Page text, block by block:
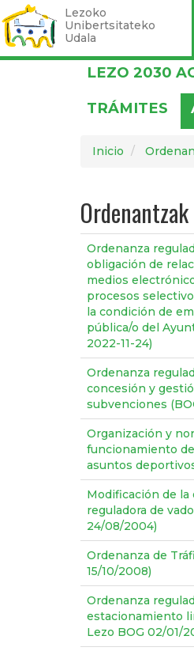
Lezoko
Unibertsitateko
Udala
LEZO 2030
TRÁMITES
Inicio
Ordenantzak
Ordenanza
obligación de
medios
procesos
la condición de
pública/o del
2022-11-24)
Ordenanza
concesión y
subvenciones
Organización y
funcionamiento
asuntos
Modificación de la
reguladora de
24/08/2004)
Ordenanza de
15/10/2008)
Ordenanza
estacionamiento
Lezo BOG 02/01/